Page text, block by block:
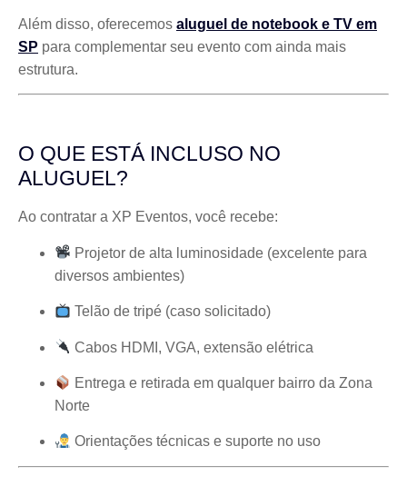
Além disso, oferecemos aluguel de notebook e TV em
SP para complementar seu evento com ainda mais
estrutura.
O QUE ESTÁ INCLUSO NO
ALUGUEL?
Ao contratar a XP Eventos, você recebe:
Projetor de alta luminosidade (excelente para
diversos ambientes)
Telão de tripé (caso solicitado)
Cabos HDMI, VGA, extensão elétrica
Entrega e retirada em qualquer bairro da Zona
Norte
Orientações técnicas e suporte no uso